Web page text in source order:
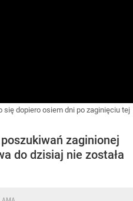
dopiero osiem dni po zaginięciu tej
zaginionej
do dzisiaj nie została